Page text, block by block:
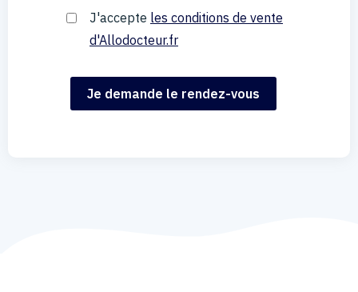
J'accepte les conditions de vente
d'Allodocteur.fr